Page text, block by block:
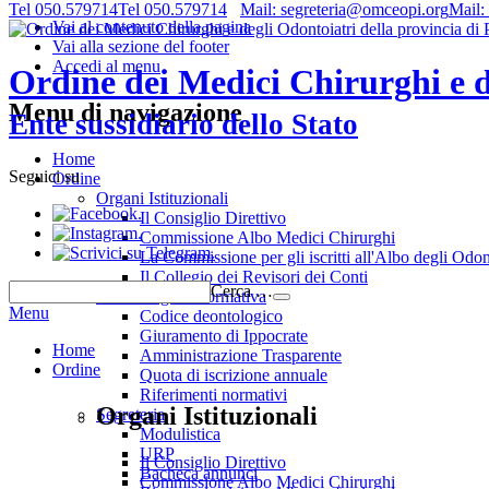
Vai al contenuto della pagina
Vai alla sezione del footer
Accedi al menu
Tel 050.579714Tel 050.579714 Mail: segreteria@omceopi.orgMail:
Ordine dei Medici Chirurghi e
Ente sussidiario dello Stato
Seguici su
.
.
.
Cerca …
Menu
Home
Ordine
Organi Istituzionali
Il Consiglio Direttivo
Commissione Albo Medici Chirurghi
Menu di navigazione
Home
Ordine
Organi Istituzionali
Il Consiglio Direttivo
Commissione Albo Medici Chirurghi
La Commissione per gli iscritti all'Albo degli
Il Collegio dei Revisori dei Conti
Deontologia e normativa
Codice deontologico
Giuramento di Ippocrate
Amministrazione Trasparente
Quota di iscrizione annuale
Riferimenti normativi
Segreteria
Modulistica
URP
Bacheca annunci